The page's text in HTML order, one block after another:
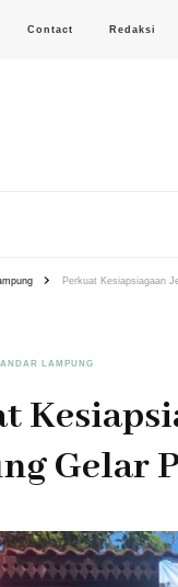
Contact Redaksi
Perkuat Kesiapsiagaan
LAMPUNG
Gelar